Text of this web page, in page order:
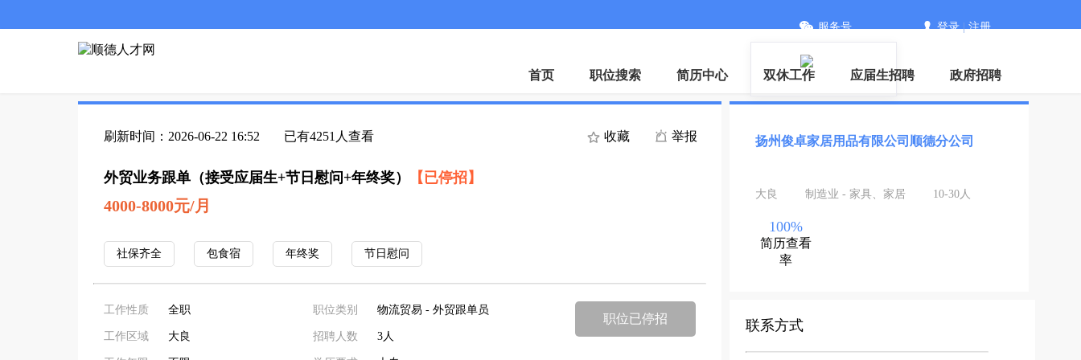
招聘会 下载APP
服务号 登录|注册
首页 职位搜索 简历中心 双休工作 应届生招聘 政府招聘
刷新时间：2026-06-22 16:52 已有4251人查看 收藏 举报
外贸业务跟单（接受应届生+节日慰问+年终奖） 【已停招】
4000-8000元/月
社保齐全 包食宿 年终奖 节日慰问
工作性质 全职
工作区域 大良
职位类别 物流贸易 - 外贸跟单员
招聘人数 3人
职位已停招
扬州俊卓家居用品有限公司顺德分公司
大良 制造业 - 家具、家居 10-30人
100%
简历查看
率
联系方式